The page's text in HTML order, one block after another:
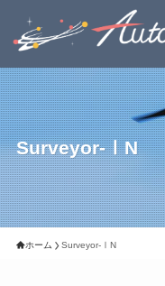
会社概要
社長挨拶
設立について
Surveyor-ⅠN
ホーム Surveyor-ⅠN